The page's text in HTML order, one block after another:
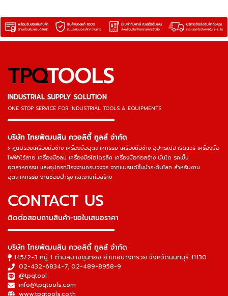
TPQTOOLS
INDUSTRIAL SUPPLY SOLUTION
ONE STOP SERVICE FOR INDUSTRIAL TOOLS & EQUIPMENTS
▬▬▬▬▬▬▬▬▬▬▬▬▬▬▬
บริษัท ไทยพัฒนสิน ควอลิตี้ ทูลส์ จำกัด
ศูนย์รวมเครื่องมือช่าง เครื่องมืออุตสาหกรรม เครื่องมือช่าง อุปกรณ์ฮาร์ดแวร์ เครื่องมือ
ไฟฟ้าไร้สาย เครื่องมือลม เครื่องมือไฮโดรลิค เครื่องมือก่อสร้าง บันได รถเข็น
อุตสาหกรรม และอุปกรณ์โรงงานครบวงจร จากแบรนด์ชั้นนำระดับโลก สำหรับงาน
อุตสาหกรรม งานซ่อมบำรุง และงานก่อสร้าง
CONTACT US
ติดต่อสอบถามสินค้า-ขอใบเสนอราคา
▬▬▬▬▬▬▬▬▬▬▬▬▬▬▬
บริษัท ไทยพัฒนสิน ควอลิตี้ ทูลส์ จำกัด
145/2-3 หมู่ 1 ตำบลบางขุนกอง อำเภอบางกรวย จังหวัดนนทบุรี 11130
02-432-6834-7, 02-489-8958-9
@tpqtool
info@tpqtools.com
www.tpqtools.co.th